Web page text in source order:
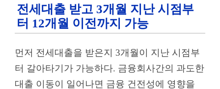
전세대출 받고 3개월 지난 시점부
터 12개월 이전까지 가능
먼저 전세대출을 받은지 3개월이 지난 시점부
터 갈아타기가 가능하다. 금융회사간의 과도한
대출 이동이 일어나면 금융 건전성에 영향을